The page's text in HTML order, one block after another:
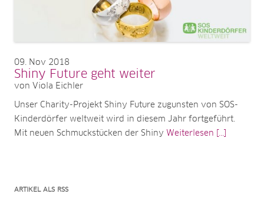
09 Nov 2018
Shiny Future geht weiter
von Viola Eichler
Unser Charity-Projekt Shiny Future zugunsten von SOS-
Kinderdörfer weltweit wird in diesem Jahr fortgeführt.
Mit neuen Schmuckstücken der Shiny Weiterlesen [...]
ARTIKEL ALS RSS